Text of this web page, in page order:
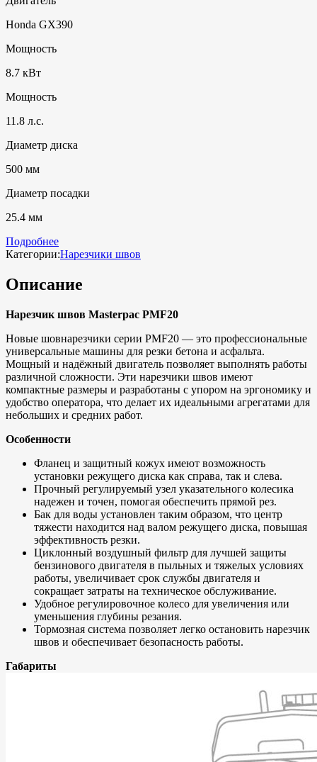
Honda GX390
Мощность
8.7 кВт
Мощность
11.8 л.с.
Диаметр диска
500 мм
Диаметр посадки
25.4 мм
Подробнее
Категории:Нарезчики швов
Описание
Нарезчик швов Masterpac PMF20
Новые шовнарезчики серии PMF20 — это профессиональные
универсальные машины для резки бетона и асфальта.
Мощный и надёжный двигатель позволяет выполнять работы
различной сложности. Эти нарезчики швов имеют
компактные размеры и разработаны с упором на эргономику и
удобство оператора, что делает их идеальными агрегатами для
небольших и средних работ.
Особенности
Фланец и защитный кожух имеют возможность
установки режущего диска как справа, так и слева.
Прочный регулируемый узел указательного колесика
надежен и точен, помогая обеспечить прямой рез.
Бак для воды установлен таким образом, что центр
тяжести находится над валом режущего диска, повышая
эффективность резки.
Циклонный воздушный фильтр для лучшей защиты
бензинового двигателя в пыльных и тяжелых условиях
работы, увеличивает срок службы двигателя и
сокращает затраты на техническое обслуживание.
Удобное регулировочное колесо для увеличения или
уменьшения глубины резания.
Тормозная система позволяет легко остановить нарезчик
швов и обеспечивает безопасность работы.
Габариты